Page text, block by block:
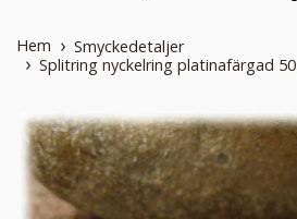
Hem
Smyckedetaljer
Splitring nyckelring platinafärgad